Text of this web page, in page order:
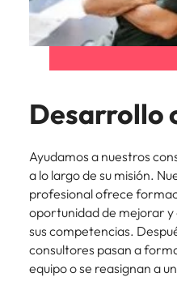
Desarrollo
Ayudamos a nuestros
a lo largo de su misión.
profesional ofrece
oportunidad de mejorar
sus competencias.
consultores pasan a
equipo o se reasignan a